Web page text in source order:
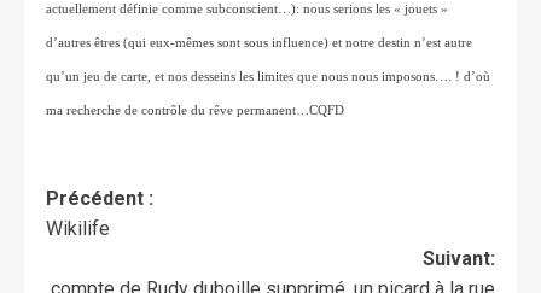
actuellement définie comme subconscient…): nous serions les « jouets »
d’autres êtres (qui eux-mêmes sont sous influence) et notre destin n’est autre
qu’un jeu de carte, et nos desseins les limites que nous nous imposons…. ! d’où
ma recherche de contrôle du rêve permanent…CQFD
Précédent :
Wikilife
Suivant: